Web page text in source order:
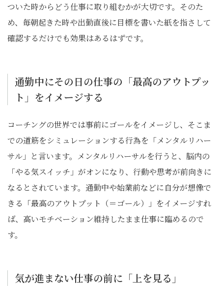
ついた時からどう仕事に取り組むかが大切です。そのた
め、毎朝起きた時や出勤直後に目標を書いた紙を指さして
確認するだけでも効果はあるはずです。
通勤中にその日の仕事の「最高のアウトプッ
ト」をイメージする
コーチングの世界では事前にゴールをイメージし、そこま
での道筋をシミュレーションする行為を「メンタルリハー
サル」と言います。メンタルリハーサルを行うと、脳内の
「やる気スイッチ」がオンになり、行動や思考が前向きに
なるとされています。通勤中や始業前などに自分が想像で
きる「最高のアウトプット（＝ゴール）」をイメージすれ
ば、高いモチベーション維持したまま仕事に臨めるので
す。
気が進まない仕事の前に「上を見る」